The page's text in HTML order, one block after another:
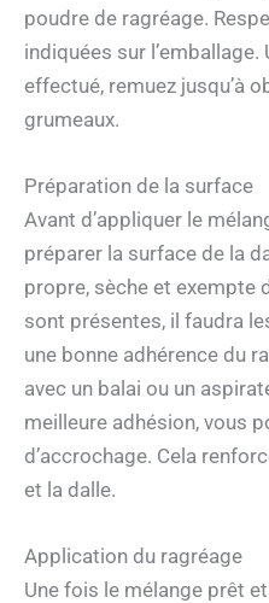
poudre de ragréage.
indiquées sur
effectué, remuez jusqu’à
grumeaux.
Préparation de la surface
Avant d’appliquer le
préparer la surface de la
propre, sèche et exempte
sont présentes, il faudra
une bonne adhérence du
avec un balai ou un
meilleure adhésion, vous
d’accrochage. Cela
et la dalle.
Application du ragréage
Une fois le mélange prêt